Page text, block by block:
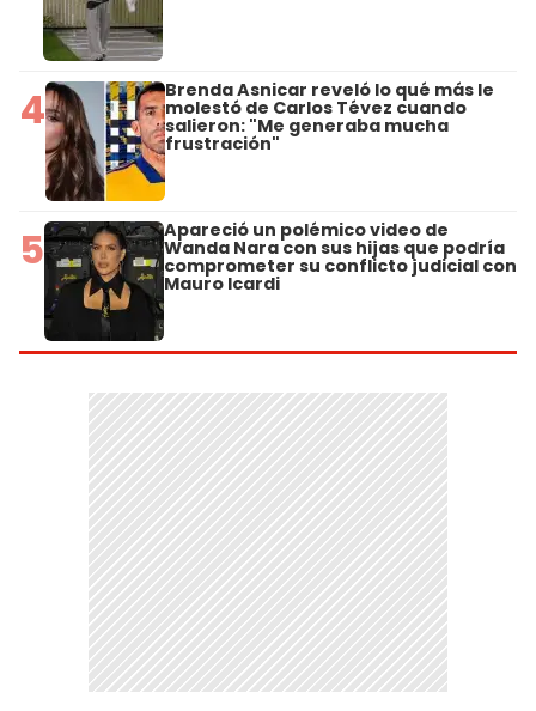
4 Brenda Asnicar reveló lo qué más le
molestó de Carlos Tévez cuando
salieron: "Me generaba mucha
frustración"
5 Apareció un polémico video de
Wanda Nara con sus hijas que podría
comprometer su conflicto judicial con
Mauro Icardi